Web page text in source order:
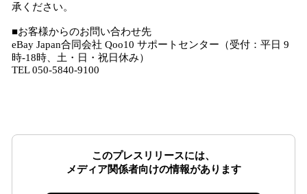
承ください。
■お客様からのお問い合わせ先
eBay Japan合同会社 Qoo10 サポートセンター（受付：平日 9
時-18時、土・日・祝日休み）
TEL 050-5840-9100
このプレスリリースには、
メディア関係者向けの情報があります